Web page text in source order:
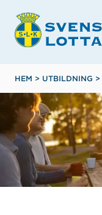
huvudinnehåll
Länkstig
HEM > UTBILDNING >